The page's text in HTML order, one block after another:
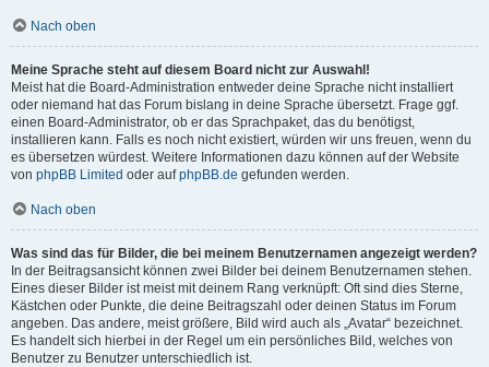
Nach oben
Meine Sprache steht auf diesem Board nicht zur Auswahl!
Meist hat die Board-Administration entweder deine Sprache nicht installiert
oder niemand hat das Forum bislang in deine Sprache übersetzt. Frage ggf.
einen Board-Administrator, ob er das Sprachpaket, das du benötigst,
installieren kann. Falls es noch nicht existiert, würden wir uns freuen, wenn du
es übersetzen würdest. Weitere Informationen dazu können auf der Website
von phpBB Limited oder aufphpBB.de gefunden werden.
Nach oben
Was sind das für Bilder, die bei meinem Benutzernamen angezeigt werden?
In der Beitragsansicht können zwei Bilder bei deinem Benutzernamen stehen.
Eines dieser Bilder ist meist mit deinem Rang verknüpft: Oft sind dies Sterne,
Kästchen oder Punkte, die deine Beitragszahl oder deinen Status im Forum
angeben. Das andere, meist größere, Bild wird auch als „Avatar“ bezeichnet.
Es handelt sich hierbei in der Regel um ein persönliches Bild, welches von
Benutzer zu Benutzer unterschiedlich ist.